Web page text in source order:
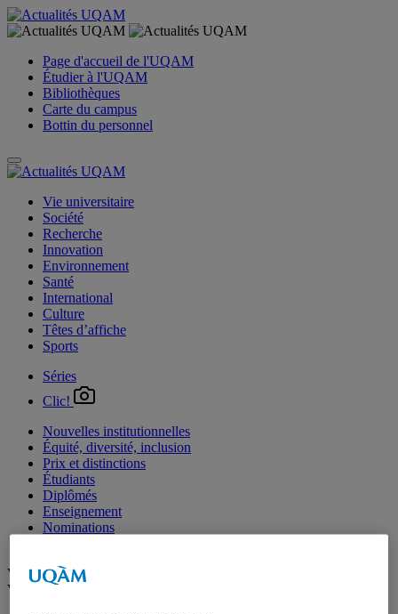
Page d'accueil de l'UQAM
Étudier à l'UQAM
Bibliothèques
Carte du campus
Bottin du personnel
Vie universitaire
Société
Recherche
Innovation
Environnement
Santé
International
Culture
Têtes d’affiche
Sports
Séries
Clic!
Nouvelles institutionnelles
Équité, diversité, inclusion
Prix et distinctions
Étudiants
Diplômés
Enseignement
Nominations
Voir plus
Voir moins